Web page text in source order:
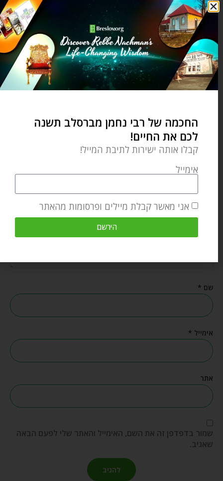
פסח שני – תמיד יש הזדמנות נוספת
אפריל 30, 2026
התגובה שלך*
שם*
אימייל*
אתר
שמור בדפדפן זה את השם, האימייל והאתר שלי לפעם הבאה
שאגיב.
החכמה של רבי נחמן מברסלב תשנה
לכם את החיים!
קבלו אותה ישירות לתיבת המייל!
אימייל
אני מאשר קבלת מיילים ופרסומות מהאתר
הירשם